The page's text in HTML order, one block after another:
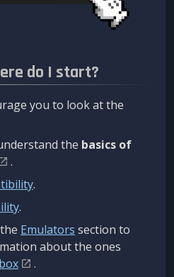
do I start?
you to look at the
the basics of
.
.
.
Emulators section to
about the ones
.